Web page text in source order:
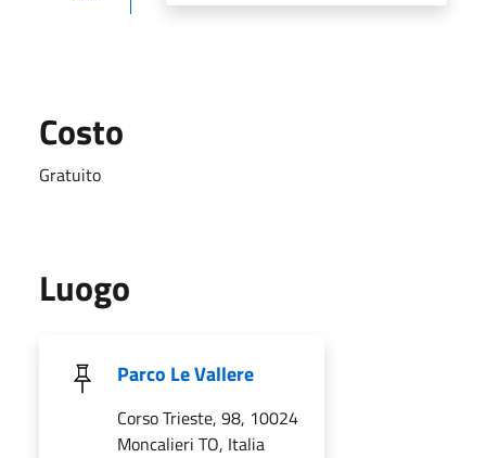
Costo
Gratuito
Luogo
Parco Le Vallere
Corso Trieste, 98, 10024
Moncalieri TO, Italia